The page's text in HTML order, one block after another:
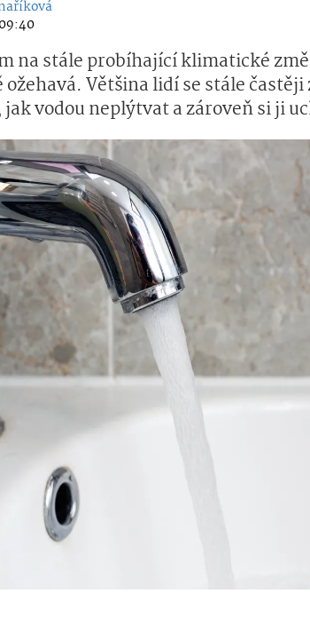
na stále probíhající klimatické
ožehavá. Většina lidí se stále
jak vodou neplýtvat a zároveň si ji